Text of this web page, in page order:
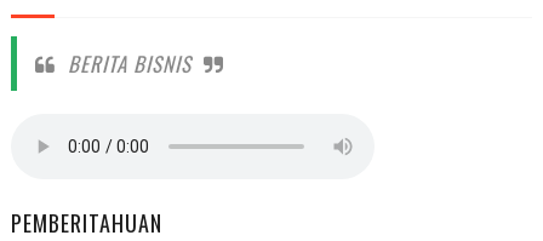
BERITA BISNIS
PEMBERITAHUAN